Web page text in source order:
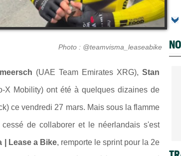
Photo : @teamvisma_leaseabike
(UAE Team Emirates XRG),Stan
X Mobility) ont été à quelques dizaines de
ce vendredi 27 mars. Mais sous la flamme
de collaborer et le néerlandais s'est
| Lease a Bike, remporte le sprint pour la 2e